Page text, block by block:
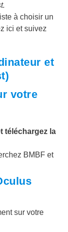
à choisir un
ici et suivez
et
votre
téléchargez la
BMBF et
sur votre